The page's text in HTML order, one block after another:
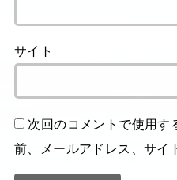
サイト
次回のコメントで使用す
前、メールアドレス、サイ